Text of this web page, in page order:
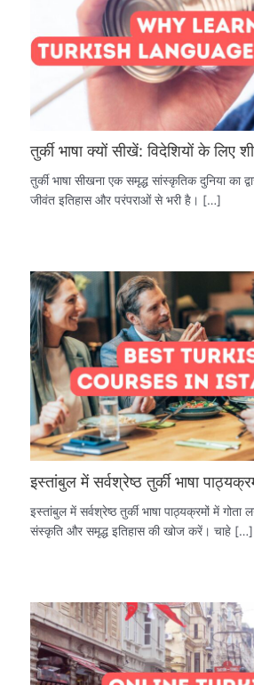
तुर्की भाषा क्यों सीखें: विदेशियों के लिए
तुर्की भाषा सीखना एक समृद्ध सांस्कृतिक दुनिया का
जीवंत इतिहास और परंपराओं से भरी है। […]
इस्तांबुल में सर्वश्रेष्ठ तुर्की भाषा
इस्तांबुल में सर्वश्रेष्ठ तुर्की भाषा पाठ्यक्रमों में गोता
संस्कृति और समृद्ध इतिहास की खोज करें। चाहे […]